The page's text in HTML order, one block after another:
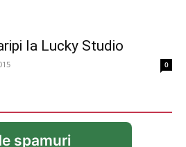
la Lucky Studio
0
spamuri